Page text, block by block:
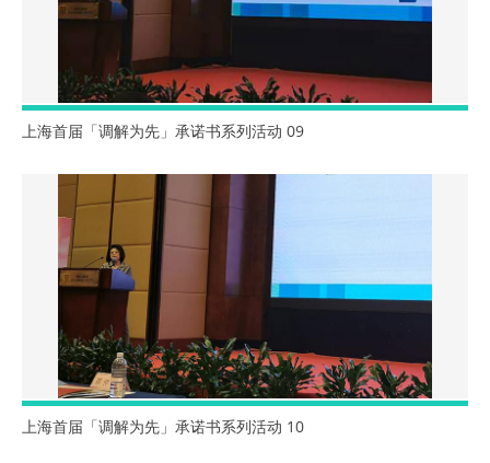
上海首届「调解为先」承诺书系列活动 09
上海首届「调解为先」承诺书系列活动 10